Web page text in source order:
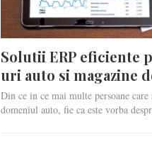
Solutii ERP eficiente
uri auto si magazine
Din ce in ce mai multe persoane
domeniul auto, fie ca este vorba